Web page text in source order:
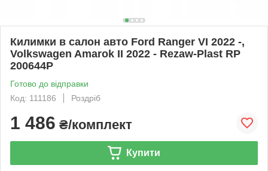
Килимки в салон авто Ford Ranger VI 2022 -,
Volkswagen Amarok II 2022 - Rezaw-Plast RP
200644P
Готово до відправки
Код: 111186
Роздріб
1 486 ₴/комплект
Купити